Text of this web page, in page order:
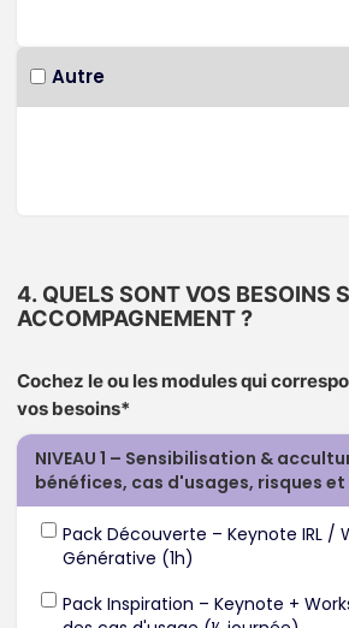
Autre
4. QUELS SONT VOS BESOINS
ACCOMPAGNEMENT ?
Cochez le ou les modules qui
vos besoins*
NIVEAU 1 – Sensibilisation &
bénéfices, cas d'usages, risques
Pack Découverte – Keynote IRL /
Générative (1h)
Pack Inspiration – Keynote +